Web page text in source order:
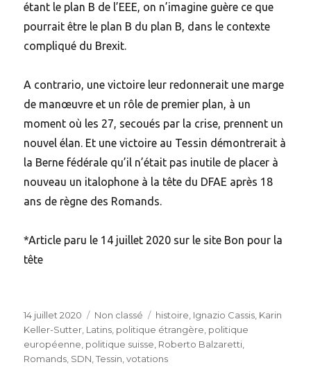
étant le plan B de l’EEE, on n’imagine guère ce que
pourrait être le plan B du plan B, dans le contexte
compliqué du Brexit.
A contrario, une victoire leur redonnerait une marge
de manœuvre et un rôle de premier plan, à un
moment où les 27, secoués par la crise, prennent un
nouvel élan. Et une victoire au Tessin démontrerait à
la Berne fédérale qu’il n’était pas inutile de placer à
nouveau un italophone à la tête du DFAE après 18
ans de règne des Romands.
*Article paru le 14 juillet 2020 sur le site Bon pour la
tête
Posted
on
14 juillet 2020 Categories
Non classé Tags
histoire, Ignazio Cassis, Karin
Keller-Sutter, Latins, politique étrangère, politique
européenne, politique suisse, Roberto Balzaretti,
Romands, SDN,Tessin,votations